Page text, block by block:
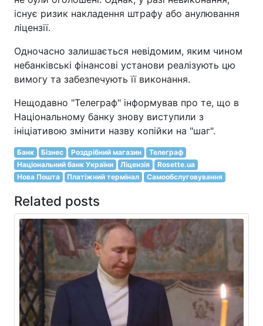
існує ризик накладення штрафу або анулювання
ліцензії.
Одночасно залишається невідомим, яким чином
небанківські фінансові установи реалізують цю
вимогу та забезпечують її виконання.
Нещодавно "Телеграф" інформував про те, що в
Національному банку знову виступили з
ініціативою змінити назву копійки на "шаг".
Банк Бізнес Роздрібний магазин
Телеграф
Національний банк України
Ліцензія
Rosette.ua
Нова Пошта
Платіжний термінал Самообслуговування
Related posts